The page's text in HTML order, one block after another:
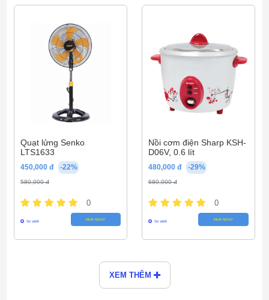
Quạt lửng Senko
LTS1633
450,000 đ -22%
580,000 đ
0
So sánh MUA NGAY
Nồi cơm điện Sharp KSH-
D06V, 0.6 lít
480,000 đ -29%
680,000 đ
0
So sánh MUA NGAY
XEM THÊM